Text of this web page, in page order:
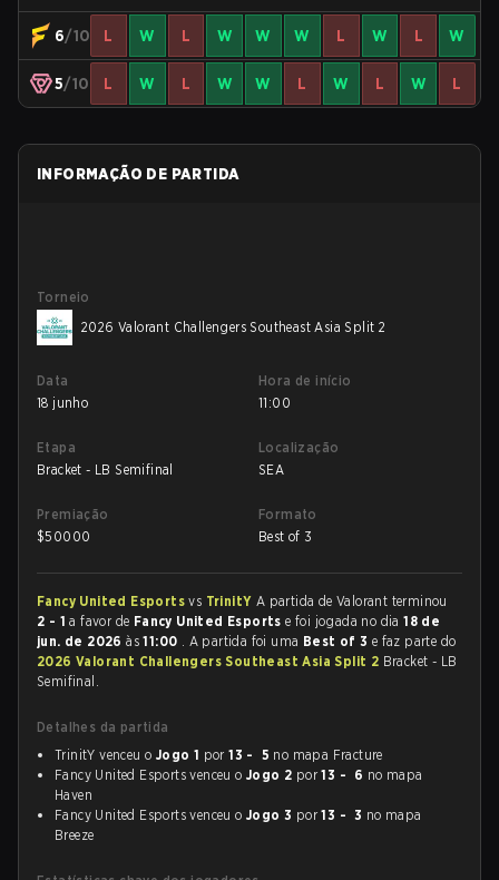
6/10 L W L W W W L W L W
5/10 L W L W W L W L W L
INFORMAÇÃO DE PARTIDA
Torneio
2026 Valorant Challengers Southeast Asia Split 2
Data
18 junho
Hora de início
11:00
Etapa
Bracket - LB Semifinal
Localização
SEA
Premiação
$50000
Formato
Best of 3
Fancy United Esportsvs TrinitY A partida de Valorant terminou
2 - 1 a favor de Fancy United Esportse foi jogada no dia18 de
jun. de 2026às11:00 . A partida foi uma Best of 3 e faz parte do
2026 Valorant Challengers Southeast Asia Split 2 Bracket - LB
Semifinal.
Detalhes da partida
TrinitY venceu o Jogo 1 por13 - 5 no mapa Fracture
Fancy United Esports venceu o Jogo 2 por13 - 6 no mapa
Haven
Fancy United Esports venceu o Jogo 3 por13 - 3 no mapa
Breeze